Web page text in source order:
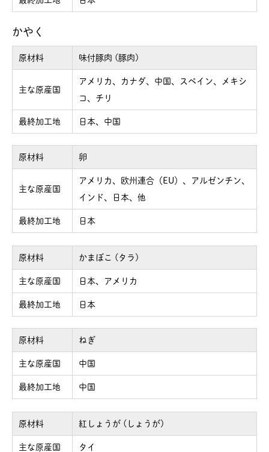
かやく
原材料 味付豚肉 (豚肉)
主な原産国
アメリカ、カナダ、中国、スペイン、メキシ
コ、チリ
最終加工地 日本、中国
原材料 卵
主な原産国
アメリカ、欧州連合（EU）、アルゼンチン、
インド、日本、他
最終加工地 日本
原材料 かまぼこ (タラ)
主な原産国 日本、アメリカ
最終加工地 日本
原材料 ねぎ
主な原産国 中国
最終加工地 中国
原材料 紅しょうが (しょうが)
主な原産国 タイ